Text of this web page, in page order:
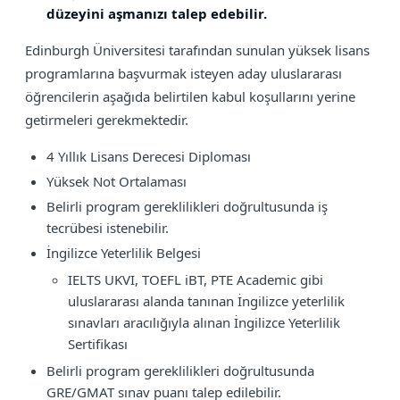
düzeyini aşmanızı talep edebilir.
Edinburgh Üniversitesi tarafından sunulan yüksek lisans
programlarına başvurmak isteyen aday uluslararası
öğrencilerin aşağıda belirtilen kabul koşullarını yerine
getirmeleri gerekmektedir.
4 Yıllık Lisans Derecesi Diploması
Yüksek Not Ortalaması
Belirli program gereklilikleri doğrultusunda iş
tecrübesi istenebilir.
İngilizce Yeterlilik Belgesi
IELTS UKVI, TOEFL iBT, PTE Academic gibi
uluslararası alanda tanınan İngilizce yeterlilik
sınavları aracılığıyla alınan İngilizce Yeterlilik
Sertifikası
Belirli program gereklilikleri doğrultusunda
GRE/GMAT sınav puanı talep edilebilir.